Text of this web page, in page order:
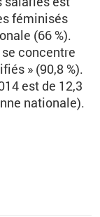
féminisés
(66 %).
concentre
» (90,8 %).
est de 12,3
nationale).